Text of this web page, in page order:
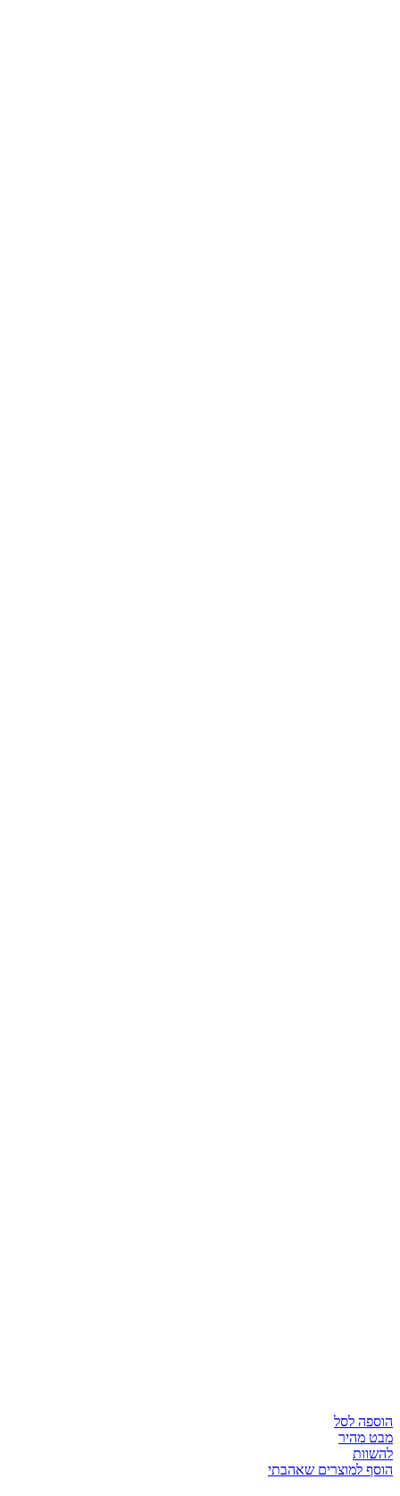
הוספה לסל
מבט מהיר
להשוות
הוסף למוצרים שאהבתי